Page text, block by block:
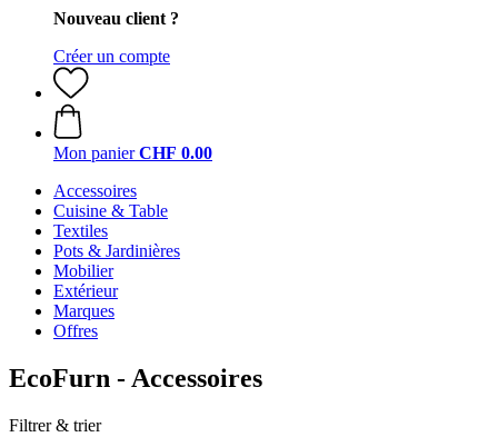
Nouveau client ?
Créer un compte
Mon panier CHF 0.00
Accessoires
Cuisine & Table
Textiles
Pots & Jardinières
Mobilier
Extérieur
Marques
Offres
EcoFurn - Accessoires
Filtrer & trier